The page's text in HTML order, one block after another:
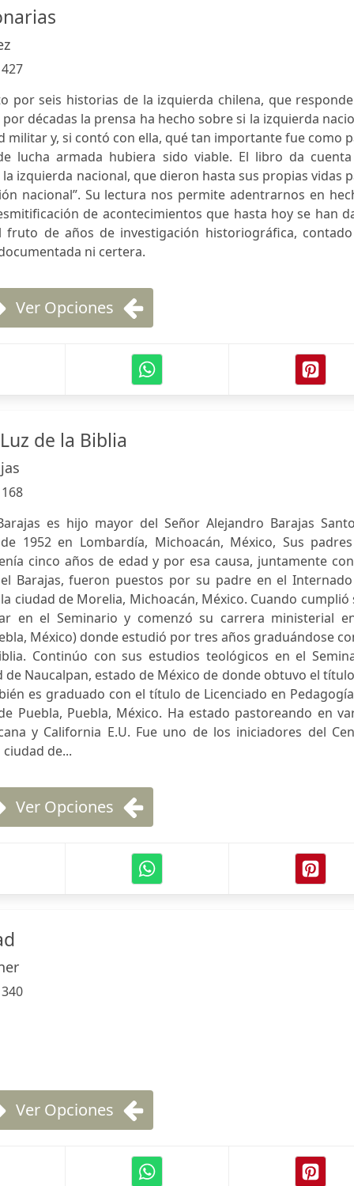
427
por seis historias de la izquierda chilena, que
décadas la prensa ha hecho sobre si la izquierda
militar y, si contó con ella, qué tan importante fue como
lucha armada hubiera sido viable. El libro da
izquierda nacional, que dieron hasta sus propias vidas
nacional”. Su lectura nos permite adentrarnos en
de acontecimientos que hasta hoy se han
fruto de años de investigación historiográfica,
ni certera.
Ver Opciones
de la Biblia
168
es hijo mayor del Señor Alejandro Barajas
1952 en Lombardía, Michoacán, México, Sus
cinco años de edad y por esa causa, juntamente
Barajas, fueron puestos por su padre en el
ciudad de Morelia, Michoacán, México. Cuando cumplió
en el Seminario y comenzó su carrera ministerial
México) donde estudió por tres años graduándose
Continúo con sus estudios teológicos en el
Naucalpan, estado de México de donde obtuvo el
es graduado con el título de Licenciado en
Puebla, Puebla, México. Ha estado pastoreando en
y California E.U. Fue uno de los iniciadores del
de...
Ver Opciones
340
Ver Opciones